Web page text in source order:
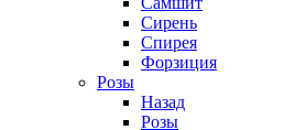
Сирень
Спирея
Форзиция
Розы
Назад
Розы